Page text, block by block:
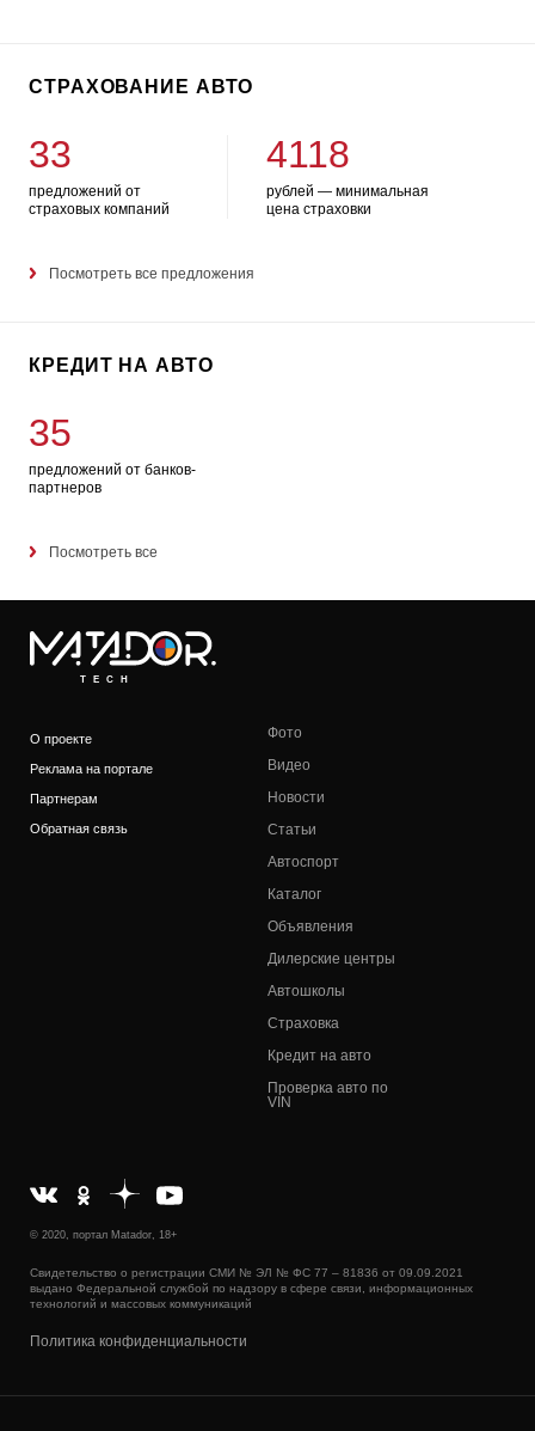
СТРАХОВАНИЕ АВТО
33
предложений от
страховых компаний
4118
рублей — минимальная
цена страховки
Посмотреть все предложения
КРЕДИТ НА АВТО
35
предложений от банков-
партнеров
Посмотреть все
TECH
О проекте
Реклама на портале
Партнерам
Обратная связь
Фото
Видео
Новости
Статьи
Автоспорт
Каталог
Объявления
Дилерские центры
Автошколы
Страховка
Кредит на авто
Проверка авто по
VIN
© 2020, портал Matador, 18+
Свидетельство о регистрации СМИ № ЭЛ № ФС 77 – 81836 от 09.09.2021
выдано Федеральной службой по надзору в сфере связи, информационных
технологий и массовых коммуникаций
Политика конфиденциальности